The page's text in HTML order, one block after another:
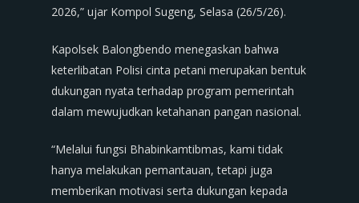
2026,” ujar Kompol Sugeng, Selasa (26/5/26).
Kapolsek Balongbendo menegaskan bahwa
keterlibatan Polisi cinta petani merupakan bentuk
dukungan nyata terhadap program pemerintah
dalam mewujudkan ketahanan pangan nasional.
“Melalui fungsi Bhabinkamtibmas, kami tidak
hanya melakukan pemantauan, tetapi juga
memberikan motivasi serta dukungan kepada